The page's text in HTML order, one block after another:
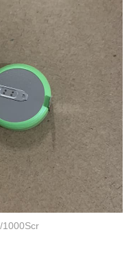
1000Scr